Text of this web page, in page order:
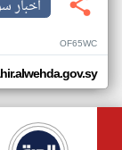
اخبار
OF65WC